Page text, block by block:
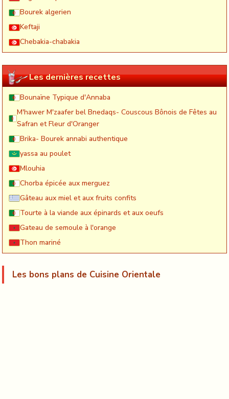
Bourek algerien
Keftaji
Chebakia-chabakia
Les dernières recettes
Bounaïne Typique d'Annaba
M'hawer M'zaafer bel Bnedaqs- Couscous Bônois de Fêtes au
Safran et Fleur d'Oranger
Brika- Bourek annabi authentique
yassa au poulet
Mlouhia
Chorba épicée aux merguez
Gâteau aux miel et aux fruits confits
Tourte à la viande aux épinards et aux oeufs
Gateau de semoule à l'orange
Thon mariné
Les bons plans de Cuisine Orientale